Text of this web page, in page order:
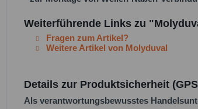
Weiterführende Links zu
Fragen zum Artikel?
Weitere Artikel von Molyduval
Details zur Produktsicherheit
Als verantwortungsbewusstes